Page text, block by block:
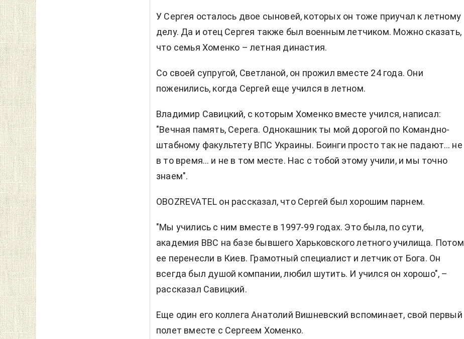
У Сергея осталось двое сыновей, которых он тоже приучал к летному
делу. Да и отец Сергея также был военным летчиком. Можно сказать,
что семья Хоменко – летная династия.
Со своей супругой, Светланой, он прожил вместе 24 года. Они
поженились, когда Сергей еще учился в летном.
Владимир Савицкий, с которым Хоменко вместе учился, написал:
"Вечная память, Серега. Однокашник ты мой дорогой по Командно-
штабному факультету ВПС Украины. Боинги просто так не падают… не
в то время… и не в том месте. Нас с тобой этому учили, и мы точно
знаем".
OBOZREVATEL он рассказал, что Сергей был хорошим парнем.
"Мы учились с ним вместе в 1997-99 годах. Это была, по сути,
академия ВВС на базе бывшего Харьковского летного училища. Потом
ее перенесли в Киев. Грамотный специалист и летчик от Бога. Он
всегда был душой компании, любил шутить. И учился он хорошо", –
рассказал Савицкий.
Еще один его коллега Анатолий Вишневский вспоминает, свой первый
полет вместе с Сергеем Хоменко.